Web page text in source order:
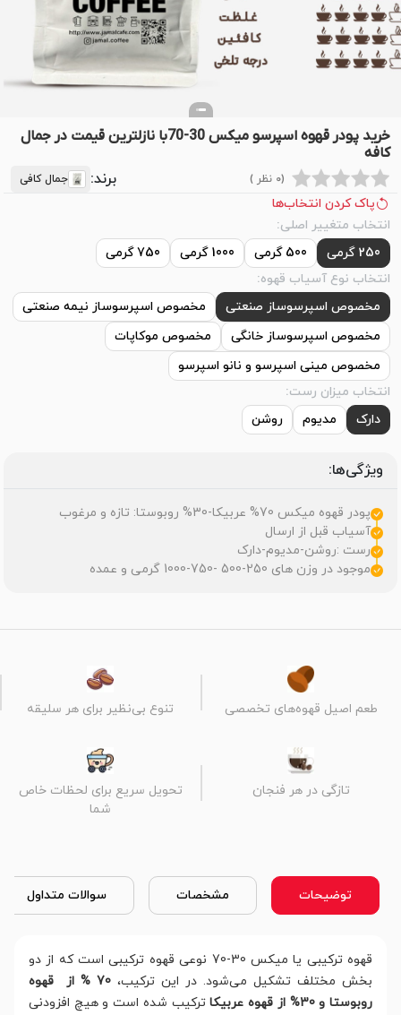
خرید پودر قهوه اسپرسو میکس 30-70با نازلترین قیمت در جمال
کافه
(0 نظر ) برند: جمال کافی
پاک کردن انتخاب‌ها
انتخاب متغییر اصلی:
250 گرمی
500 گرمی 1000 گرمی
750 گرمی
انتخاب نوع آسیاب قهوه:
مخصوص اسپرسوساز صنعتی
مخصوص اسپرسوساز نیمه صنعتی
مخصوص اسپرسوساز خانگی
مخصوص موکاپات
مخصوص مینی اسپرسو و نانو اسپرسو
انتخاب میزان رست:
دارک
مدیوم روشن
ویژگی‌ها:
پودر قهوه میکس 70% عربیکا-30% روبوستا: تازه و مرغوب
آسیاب قبل از ارسال
رست :روشن-مدیوم-دارک
موجود در وزن های 250-500 -750-1000 گرمی و عمده
طعم اصیل قهوه‌های تخصصی تنوع بی‌نظیر برای هر سلیقه
تازگی در هر فنجان
تحویل سریع برای لحظات خاص
شما
توضیحات مشخصات سوالات متداول
قهوه ترکیبی یا میکس 30-70 نوعی قهوه ترکیبی است که از دو
بخش مختلف تشکیل می‌شود. در این ترکیب،
70 % از قهوه
روبوستا و 30% از قهوه عربیکا
ترکیب شده است و هیچ افزودنی